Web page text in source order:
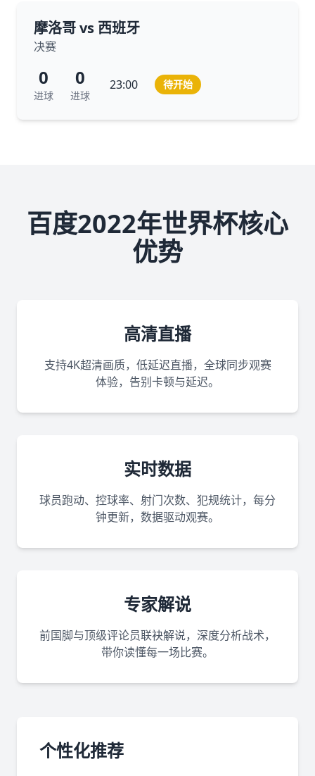
摩洛哥 vs 西班牙
决赛
0
进球
0
进球
23:00 待开始
百度2022年世界杯核心
优势
高清直播
支持4K超清画质，低延迟直播，全球同步观赛
体验，告别卡顿与延迟。
实时数据
球员跑动、控球率、射门次数、犯规统计，每分
钟更新，数据驱动观赛。
专家解说
前国脚与顶级评论员联袂解说，深度分析战术，
带你读懂每一场比赛。
个性化推荐